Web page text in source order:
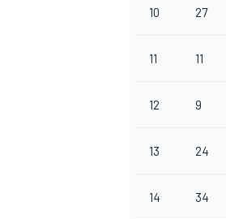
10 27
11 11
12 9
13 24
14 34